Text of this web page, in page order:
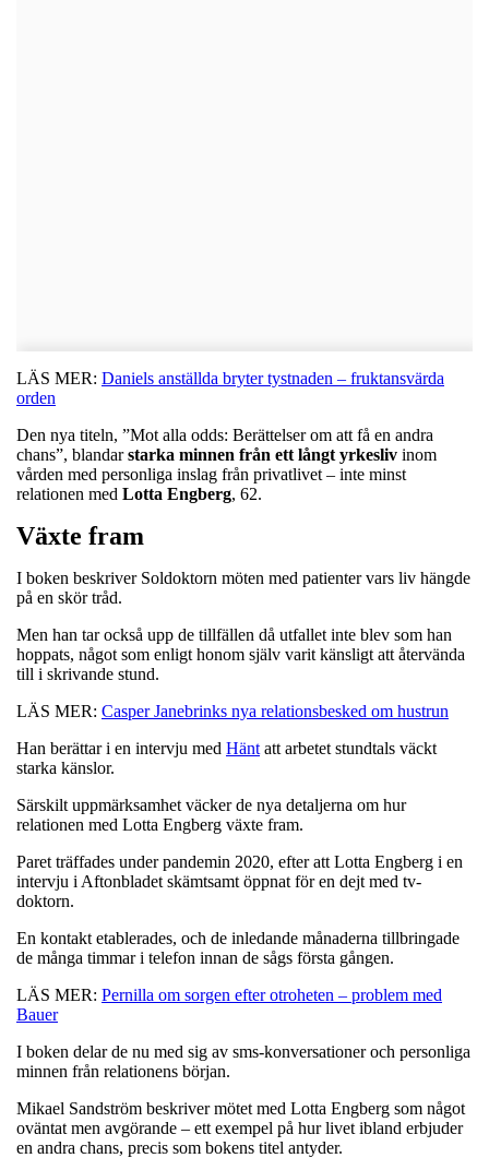
LÄS MER: Daniels anställda bryter tystnaden – fruktansvärda
orden
Den nya titeln, ”Mot alla odds: Berättelser om att få en andra
chans”, blandarstarka minnen från ett långt yrkesliv inom
vården med personliga inslag från privatlivet – inte minst
relationen med Lotta Engberg, 62.
Växte fram
I boken beskriver Soldoktorn möten med patienter vars liv hängde
på en skör tråd.
Men han tar också upp de tillfällen då utfallet inte blev som han
hoppats, något som enligt honom själv varit känsligt att återvända
till i skrivande stund.
LÄS MER: Casper Janebrinks nya relationsbesked om hustrun
Han berättar i en intervju med Hänt att arbetet stundtals väckt
starka känslor.
Särskilt uppmärksamhet väcker de nya detaljerna om hur
relationen med Lotta Engberg växte fram.
Paret träffades under pandemin 2020, efter att Lotta Engberg i en
intervju i Aftonbladet skämtsamt öppnat för en dejt med tv-
doktorn.
En kontakt etablerades, och de inledande månaderna tillbringade
de många timmar i telefon innan de sågs första gången.
LÄS MER: Pernilla om sorgen efter otroheten – problem med
Bauer
I boken delar de nu med sig av sms-konversationer och personliga
minnen från relationens början.
Mikael Sandström beskriver mötet med Lotta Engberg som något
oväntat men avgörande – ett exempel på hur livet ibland erbjuder
en andra chans, precis som bokens titel antyder.